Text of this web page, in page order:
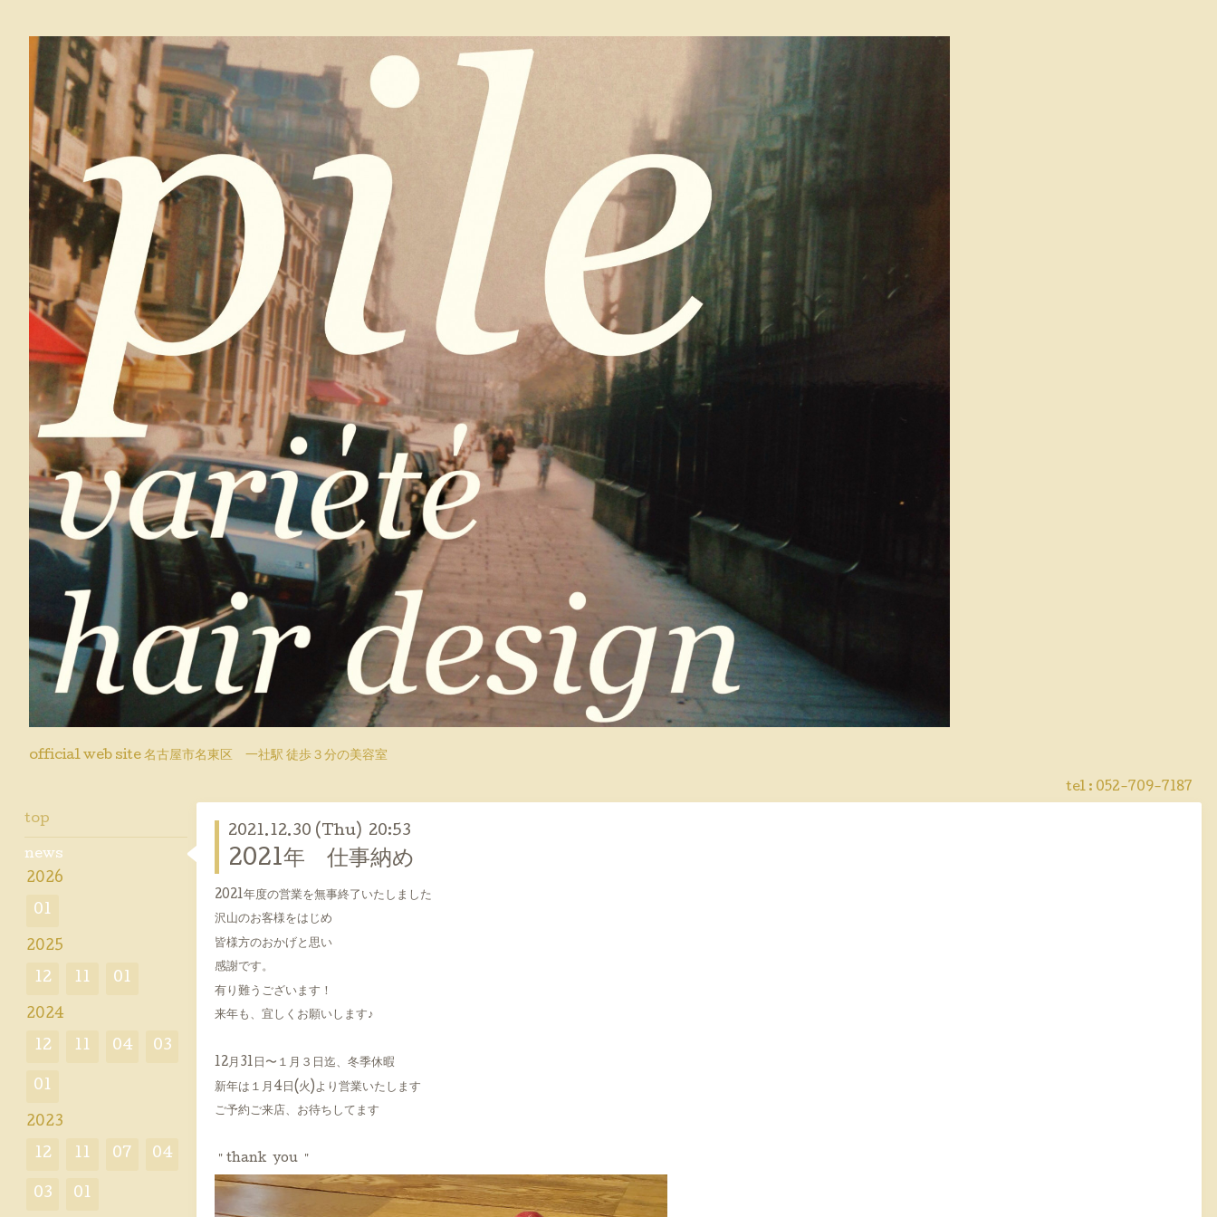
official web site 名古屋市名東区 一社駅 徒歩３分の美容室
tel : 052-709-7187
2021.12.30 (Thu) 20:53
2021年 仕事納め
2021年度の営業を無事終了いたしました
沢山のお客様をはじめ
皆様方のおかげと思い
感謝です。
有り難うございます！
来年も、宜しくお願いします♪
12月31日〜１月３日迄、冬季休暇
新年は１月4日(火)より営業いたします
ご予約ご来店、お待ちしてます
＂thank you ＂
top
news
2026
01
2025
12 11 01
2024
12 11 04 03
01
2023
12 11 07 04
03 01